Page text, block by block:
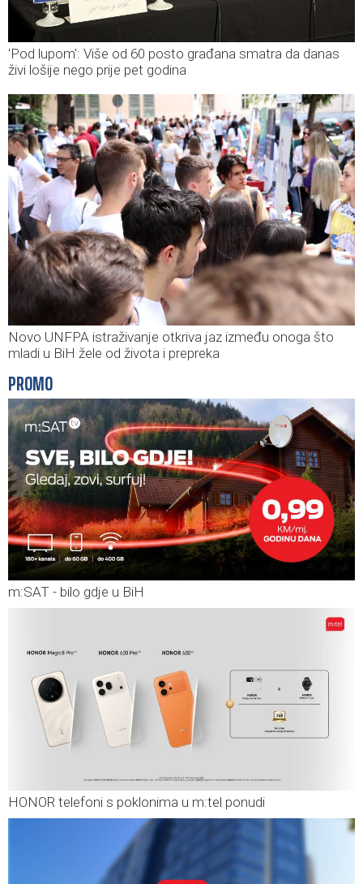
'Pod lupom': Više od 60 posto građana smatra da danas
živi lošije nego prije pet godina
Novo UNFPA istraživanje otkriva jaz između onoga što
mladi u BiH žele od života i prepreka
PROMO
m:SAT - bilo gdje u BiH
HONOR telefoni s poklonima u m:tel ponudi